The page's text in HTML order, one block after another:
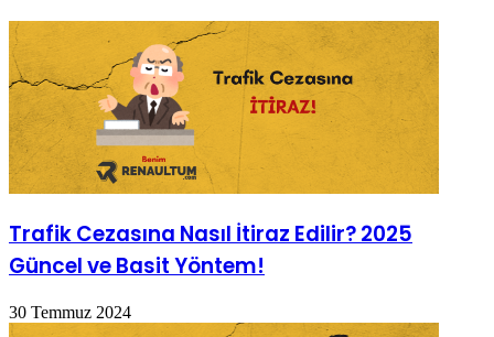
Trafik Cezasına Nasıl İtiraz Edilir? 2025
Güncel ve Basit Yöntem!
30 Temmuz 2024